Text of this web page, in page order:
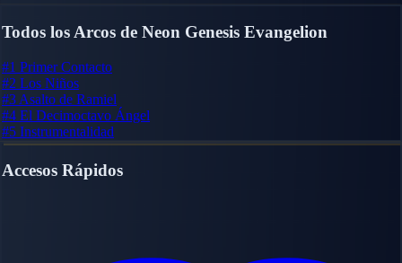
Todos los Arcos de Neon Genesis Evangelion
#1 Primer Contacto
#2 Los Niños
#3 Asalto de Ramiel
#4 El Decimoctavo Ángel
#5 Instrumentalidad
Accesos Rápidos